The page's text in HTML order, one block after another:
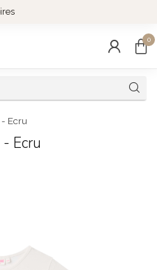
0
Ecru
Ecru